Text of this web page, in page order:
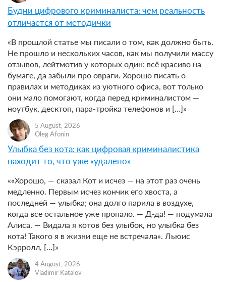
Будни цифрового криминалиста: чем реальность
отличается от методички
«В прошлой статье мы писали о том, как должно быть.
Не прошло и нескольких часов, как мы получили массу
отзывов, лейтмотив у которых один: всё красиво на
бумаге, да забыли про овраги. Хорошо писать о
правилах и методиках из уютного офиса, вот только
они мало помогают, когда перед криминалистом —
ноутбук, десктоп, пара-тройка телефонов и […]»
5 August, 2026
Oleg Afonin
Улыбка без кота: как цифровая криминалистика
находит то, что уже «удалено»
««Хорошо, — сказал Кот и исчез — на этот раз очень
медленно. Первым исчез кончик его хвоста, а
последней — улыбка; она долго парила в воздухе,
когда все остальное уже пропало. — Д-да! — подумала
Алиса. — Видала я котов без улыбок, но улыбка без
кота! Такого я в жизни еще не встречала». Льюис
Кэрролл, […]»
4 August, 2026
Vladimir Katalov